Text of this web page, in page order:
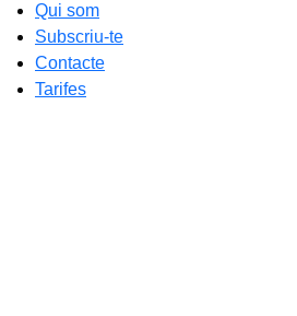
Qui som
Subscriu-te
Contacte
Tarifes